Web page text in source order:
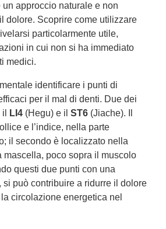
approccio naturale e non
dolore. Scoprire come utilizzare
particolarmente utile,
in cui non si ha immediato
medici.
identificare i punti di
per il mal di denti. Due dei
LI4 (Hegu) e il ST6 (Jiache). Il
e l’indice, nella parte
il secondo è localizzato nella
mascella, poco sopra il muscolo
questi due punti con una
si può contribuire a ridurre il dolore
circolazione energetica nel